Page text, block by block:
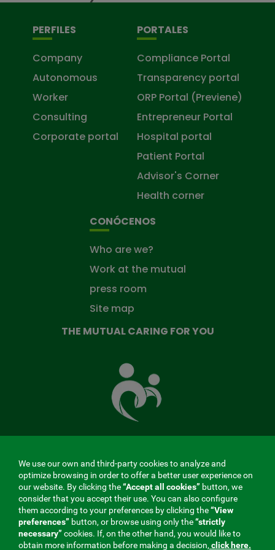
PERFILES
Company
Autonomous
Worker
Consulting
Corporate portal
PORTALES
Compliance Portal
Transparency portal
ORP Portal (Previene)
Entrepreneur Portal
Hospital portal
Patient Portal
Advisor's Corner
Health corner
CONÓCENOS
Who are we?
Work at the mutual
press room
Site map
THE MUTUAL CARING FOR YOU
Mutual
Fund
that
takes
MENÚ
REDES
SOCIALES
Contractor profile|Cookies |Legal notice| Privacy
We use our own and third-party cookies to analyze and
optimize browsing in order to offer a better user experience on
our website. By clicking the“Accept all cookies” button, we
consider that you accept their use. You can also configure
them according to your preferences by clicking the“View
preferences” button, or browse using only the“strictly
necessary” cookies. If, on the other hand, you would like to
obtain more information before making a decision, click here.